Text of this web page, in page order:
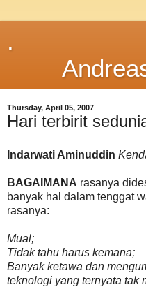
.
Thursday, April 05, 2007
Hari terbirit
Indarwati Aminuddin
BAGAIMANA rasanya
banyak hal dalam tenggat
rasanya:
Mual;
Tidak tahu harus kemana;
Banyak ketawa dan
teknologi yang ternyata tak